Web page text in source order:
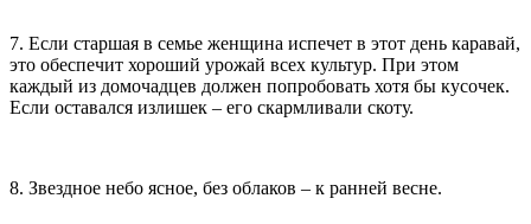
7. Если старшая в семье женщина испечет в этот день каравай,
это обеспечит хороший урожай всех культур. При этом
каждый из домочадцев должен попробовать хотя бы кусочек.
Если оставался излишек – его скармливали скоту.
8. Звездное небо ясное, без облаков – к ранней весне.